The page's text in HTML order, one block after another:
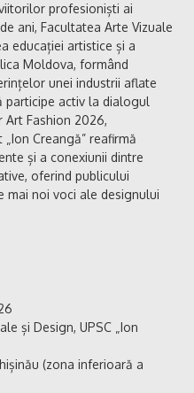
profesioniști ai
ani, Facultatea Arte Vizuale
educației artistice și a
Moldova, formând
unei industrii aflate
participe activ la dialogul
Art Fashion 2026,
Creangă” reafirmă
și a conexiunii dintre
oferind publicului
mai noi voci ale designului
și Design, UPSC „Ion
(zona inferioară a